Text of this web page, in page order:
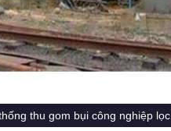
thu gom bụi công nghiệp lọc